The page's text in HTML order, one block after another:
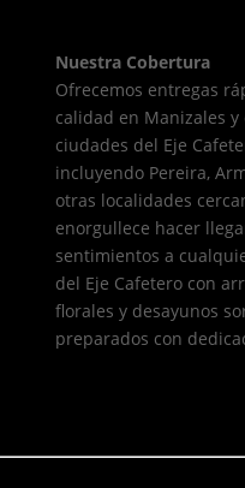
Nuestra Cobertura
Ofrecemos entregas
calidad en Manizales y
ciudades del Eje
incluyendo Pereira,
otras localidades
enorgullece hacer
sentimientos a
del Eje Cafetero con
florales y desayunos
preparados con